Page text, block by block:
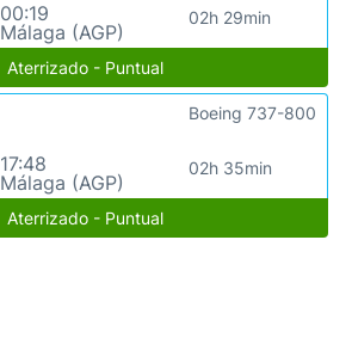
00:19
Málaga (AGP)
02h 29min
Aterrizado - Puntual
17:48
Málaga (AGP)
02h 35min
Boeing 737-800
Aterrizado - Puntual